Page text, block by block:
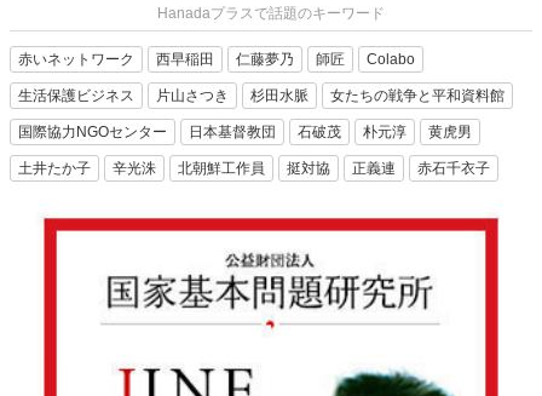
Hanadaプラスで話題のキーワード
赤いネットワーク 西早稲田 仁藤夢乃 師匠 Colabo
生活保護ビジネス 片山さつき 杉田水脈 女たちの戦争と平和資料館
国際協力NGOセンター 日本基督教団 石破茂 朴元淳 黄虎男
土井たか子 辛光洙 北朝鮮工作員 挺対協 正義連 赤石千衣子